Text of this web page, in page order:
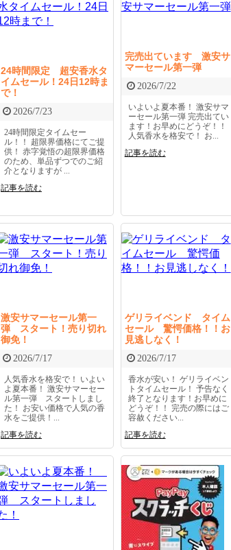
24時間限定 超安香水タ
イムセール！24日12時ま
で！
2026/7/23
24時間限定タイムセー
ル！！ 超限界価格にてご提
供！ 赤字覚悟の超限界価格
のため、単品ずつでのご紹
介となりますが ...
記事を読む
完売出ています 激安サ
マーセール第一弾
2026/7/22
いよいよ夏本番！ 激安サマ
ーセール第一弾 完売出てい
ます！お早めにどうぞ！！
人気香水を格安で！ お...
記事を読む
激安サマーセール第一
弾 スタート！売り切れ
御免！
2026/7/17
人気香水を格安で！ いよい
よ夏本番！ 激安サマーセー
ル第一弾 スタートしまし
た！ お安い価格で人気の香
水をご提供！...
記事を読む
ゲリライベンド タイム
セール 驚愕価格！！お
見逃しなく！
2026/7/17
香水が安い！ ゲリライベン
トタイムセール！ 予告なく
終了となります！お早めに
どうぞ！！ 完売の際にはご
容赦ください...
記事を読む